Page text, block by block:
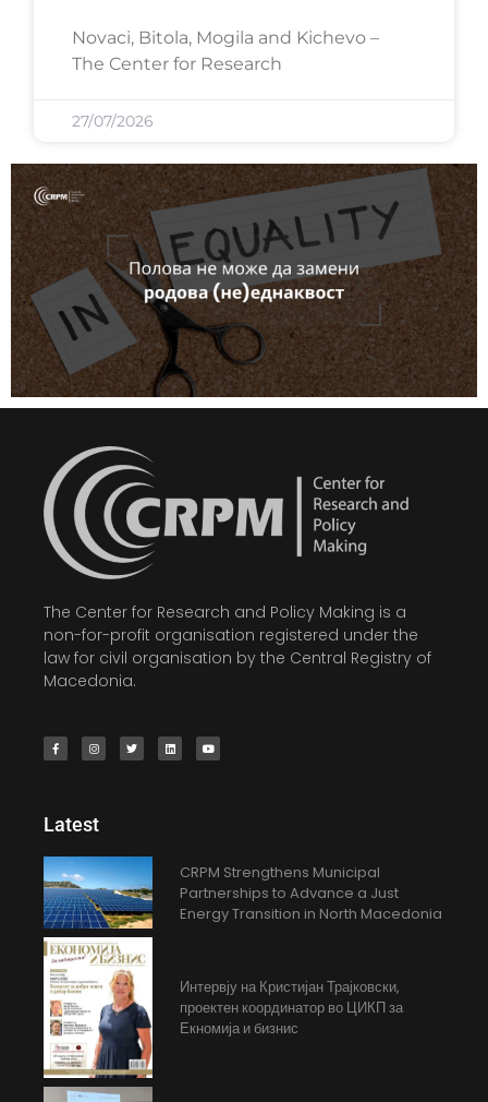
Novaci, Bitola, Mogila and Kichevo –
The Center for Research
27/07/2026
The Center for Research and Policy Making is a
non-for-profit organisation registered under the
law for civil organisation by the Central Registry of
Macedonia.
Latest
CRPM Strengthens Municipal
Partnerships to Advance a Just
Energy Transition in North Macedonia
Интервју на Кристијан Трајковски,
проектен координатор во ЦИКП за
Екномија и бизнис